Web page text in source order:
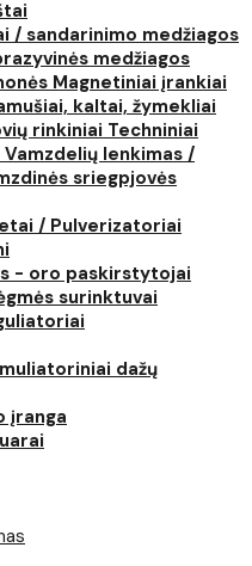
/ sandarinimo medžiagos
medžiagos
Magnetiniai įrankiai
kaltai, žymekliai
rinkiniai Techniniai
Vamzdelių lenkimas /
sriegpjovės
/ Pulverizatoriai
- oro paskirstytojai
surinktuvai
dažų
įranga